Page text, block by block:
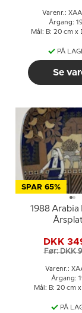
Varenr.:
Årgang:
Mål: B: 20 cm x
PÅ
Se
SPAR 65%
1988 Arabia
DKK
Før: DKK
Varenr.:
Årgang:
Mål: B: 20 cm
PÅ